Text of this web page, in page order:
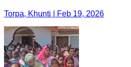
Torpa, Khunti | Feb 19, 2026